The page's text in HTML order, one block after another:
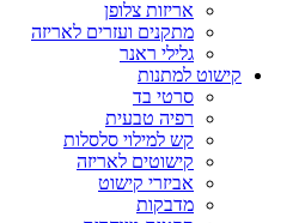
אריזות צלופן
מתקנים ועזרים לאריזה
גלילי ראנר
קישוט למתנות
סרטי בד
רפיה טבעית
קש למילוי סלסלות
קישוטים לאריזה
אביזרי קישוט
מדבקות